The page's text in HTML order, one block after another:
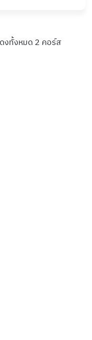
งทั้งหมด 2 คอร์ส